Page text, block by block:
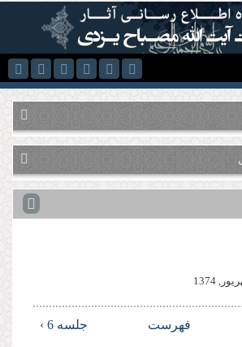
فهرست جلسه 6 ›